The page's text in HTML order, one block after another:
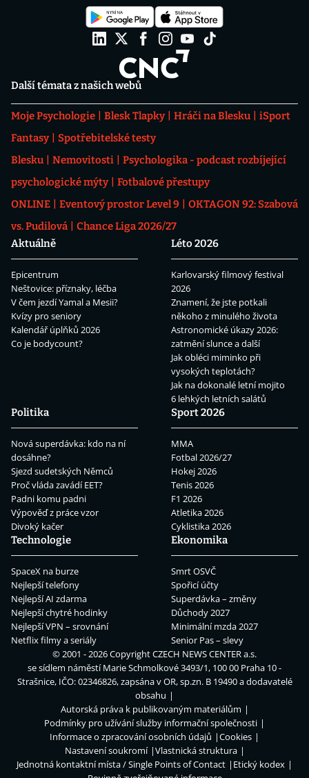
Další témata z našich webů
Moje Psychologie Blesk Tlapky Hráči na Blesku
iSport
Fantasy
Spotřebitelské testy
Blesku
Nemovitosti
Psychologika - podcast rozbíjející
psychologické mýty
Fotbalové přestupy
ONLINE
Eventový prostor Level 9
OKTAGON 92: Szabová
vs. Pudilová
Chance Liga 2026/27
Aktuálně
Epicentrum
Neštovice: příznaky, léčba
V čem jezdí Yamal a Mesii?
Kvízy pro seniory
Kalendář úplňků 2026
Co je bodycount?
Léto 2026
Karlovarský filmový festival
2026
Znamení, že jste potkali
někoho z minulého života
Astronomické úkazy 2026:
zatmění slunce a další
Jak obléci miminko při
vysokých teplotách?
Jak na dokonalé letní mojito
6 lehkých letních salátů
Politika
Nová superdávka: kdo na ní
dosáhne?
Sjezd sudetských Němců
Proč vláda zavádí EET?
Padni komu padni
Výpověď z práce vzor
Divoký kačer
Sport 2026
MMA
Fotbal 2026/27
Hokej 2026
Tenis 2026
F1 2026
Atletika 2026
Cyklistika 2026
Technologie
SpaceX na burze
Nejlepší telefony
Nejlepší AI zdarma
Nejlepší chytré hodinky
Nejlepší VPN – srovnání
Netflix filmy a seriály
Ekonomika
Smrt OSVČ
Spořicí účty
Superdávka – změny
Důchody 2027
Minimální mzda 2027
Senior Pas – slevy
© 2001 - 2026 CopyrightCZECH NEWS CENTER a.s.
se sídlem náměstí Marie Schmolkové 3493/1, 100 00 Praha 10 -
Strašnice, IČO: 02346826, zapsána v OR, sp.zn. B 19490 a dodavatelé
obsahu
Autorská práva k publikovaným materiálům
Podmínky pro užívání služby informační společnosti
Informace o zpracování osobních údajů
Cookies
Nastavení soukromí
Vlastnická struktura
Jednotná kontaktní místa / Single Points of Contact
Etický kodex